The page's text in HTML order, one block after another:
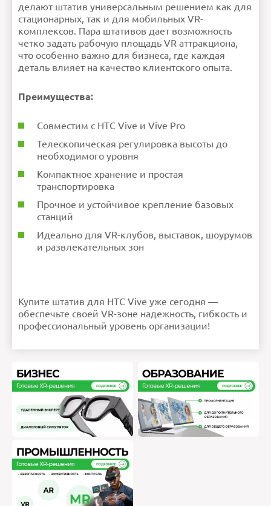
делают штатив универсальным решением как для
стационарных, так и для мобильных VR-
комплексов. Пара штативов дает возможность
четко задать рабочую площадь VR аттракциона,
что особенно важно для бизнеса, где каждая
деталь влияет на качество клиентского опыта.
Преимущества:
Совместим с HTC Vive и Vive Pro
Телескопическая регулировка высоты до
необходимого уровня
Компактное хранение и простая
транспортировка
Прочное и устойчивое крепление базовых
станций
Идеально для VR-клубов, выставок, шоурумов
и развлекательных зон
Купите штатив для HTC Vive уже сегодня —
обеспечьте своей VR-зоне надежность, гибкость и
профессиональный уровень организации!